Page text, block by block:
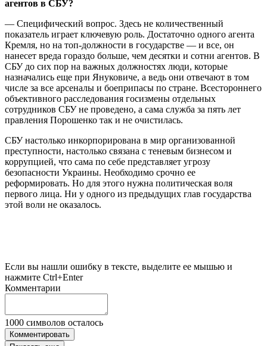
агентов в СБУ?
— Специфический вопрос. Здесь не количественный
показатель играет ключевую роль. Достаточно одного агента
Кремля, но на топ-должности в государстве — и все, он
нанесет вреда гораздо больше, чем десятки и сотни агентов. В
СБУ до сих пор на важных должностях люди, которые
назначались еще при Януковиче, а ведь они отвечают в том
числе за все арсеналы и боеприпасы по стране. Всестороннего
объективного расследования госизмены отдельных
сотрудников СБУ не проведено, а сама служба за пять лет
правления Порошенко так и не очистилась.
СБУ настолько инкорпорирована в мир организованной
преступности, настолько связана с теневым бизнесом и
коррупцией, что сама по себе представляет угрозу
безопасности Украины. Необходимо срочно ее
реформировать. Но для этого нужна политическая воля
первого лица. Ни у одного из предыдущих глав государства
этой воли не оказалось.
Если вы нашли ошибку в тексте, выделите ее мышью и
нажмите Ctrl+Enter
Комментарии
1000 символов осталось
Комментировать